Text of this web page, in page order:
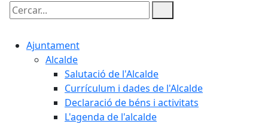
Cercar:
Ajuntament
Alcalde
Salutació de l'Alcalde
Currículum i dades de l'Alcalde
Declaració de béns i activitats
L'agenda de l'alcalde